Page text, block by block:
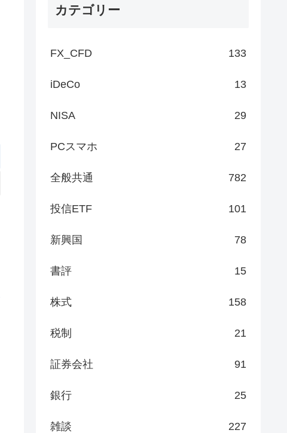
カテゴリー
FX_CFD 133
iDeCo 13
NISA 29
PCスマホ 27
全般共通 782
投信ETF 101
新興国 78
書評 15
株式 158
税制 21
証券会社 91
銀行 25
雑談 227